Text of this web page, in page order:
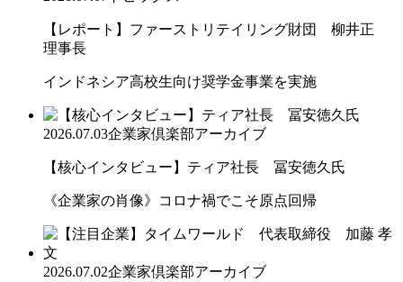
【レポート】ファーストリテイリング財団 柳井正
理事長
インドネシア高校生向け奨学金事業を実施
2026.07.03企業家倶楽部アーカイブ
【核心インタビュー】ティア社長 冨安徳久氏
《企業家の肖像》コロナ禍でこそ原点回帰
2026.07.02企業家倶楽部アーカイブ